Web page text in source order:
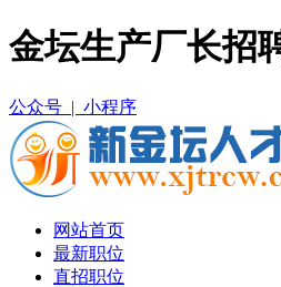
金坛生产厂长招
公众号 | 小程序
网站首页
最新职位
直招职位